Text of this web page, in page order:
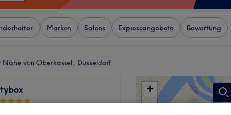
Marken Salons Expressangebote Bewertung
von Oberkassel, Düsseldorf
+
−